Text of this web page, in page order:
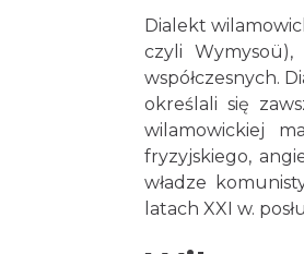
Dialekt
czyli
współczesnych.
określali się
wilamowickiej
fryzyjskiego,
władze
latach XXI w.